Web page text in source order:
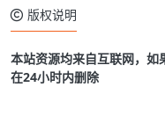
版权说明
本站资源均来自互联网，如
在24小时内删除